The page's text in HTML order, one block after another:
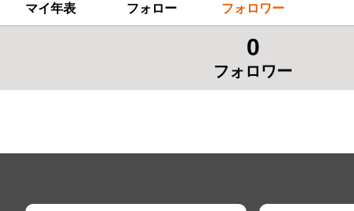
マイ年表 フォロー フォロワー
0
フォロワー